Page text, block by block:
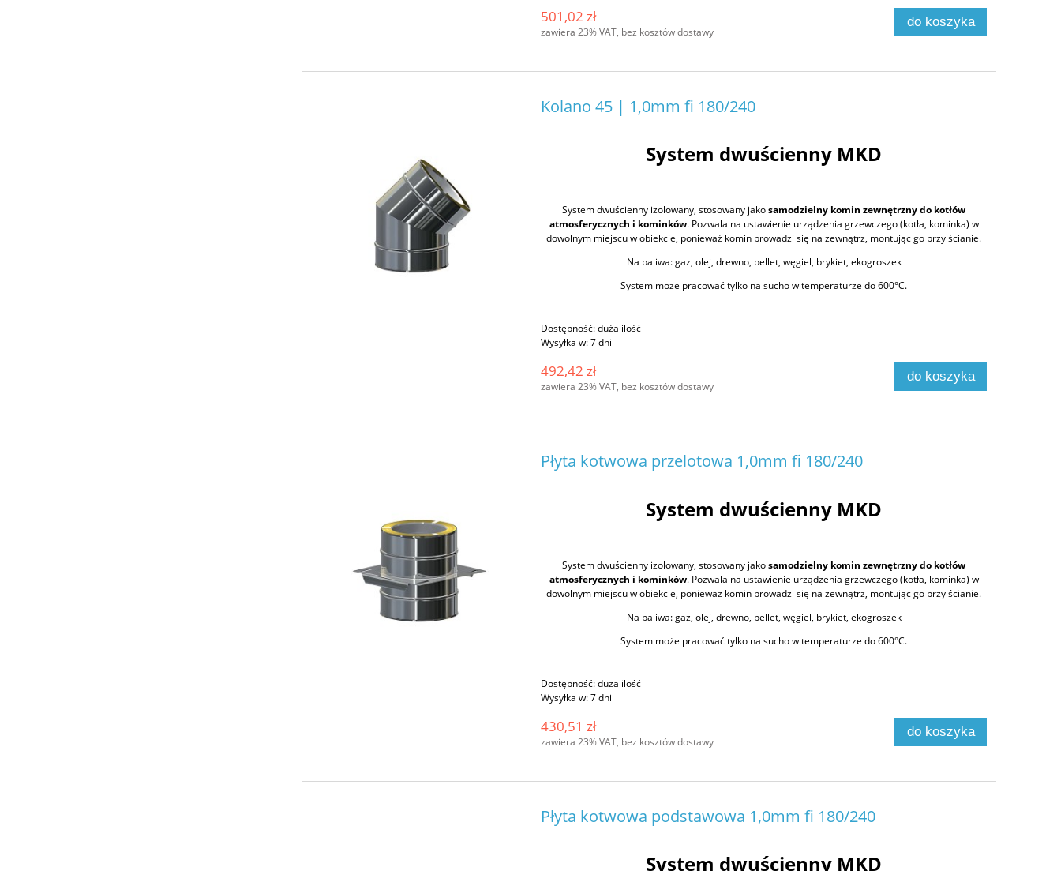
501,02 zł
zawiera 23% VAT, bez kosztów dostawy
do koszyka
Kolano 45 | 1,0mm fi 180/240
System dwuścienny MKD
System dwuścienny izolowany, stosowany jakosamodzielny komin zewnętrzny do kotłów
atmosferycznych i kominków. Pozwala na ustawienie urządzenia grzewczego (kotła, kominka) w
dowolnym miejscu w obiekcie, ponieważ komin prowadzi się na zewnątrz, montując go przy ścianie.
Na paliwa: gaz, olej, drewno, pellet, węgiel, brykiet, ekogroszek
System może pracować tylko na sucho w temperaturze do 600°C.
Dostępność:duża ilość
Wysyłka w:7 dni
492,42 zł
zawiera 23% VAT, bez kosztów dostawy
do koszyka
Płyta kotwowa przelotowa 1,0mm fi 180/240
System dwuścienny MKD
System dwuścienny izolowany, stosowany jakosamodzielny komin zewnętrzny do kotłów
atmosferycznych i kominków. Pozwala na ustawienie urządzenia grzewczego (kotła, kominka) w
dowolnym miejscu w obiekcie, ponieważ komin prowadzi się na zewnątrz, montując go przy ścianie.
Na paliwa: gaz, olej, drewno, pellet, węgiel, brykiet, ekogroszek
System może pracować tylko na sucho w temperaturze do 600°C.
Dostępność:duża ilość
Wysyłka w:7 dni
430,51 zł
zawiera 23% VAT, bez kosztów dostawy
do koszyka
Płyta kotwowa podstawowa 1,0mm fi 180/240
System dwuścienny MKD